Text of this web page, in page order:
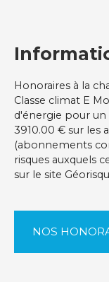
Honoraires à la
Classe climat E
d'énergie pour un
3910.00 € sur les
(abonnements
risques auxquels
sur le site
NOS